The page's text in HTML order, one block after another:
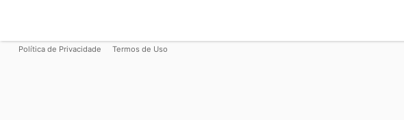
Política de Privacidade Termos de Uso